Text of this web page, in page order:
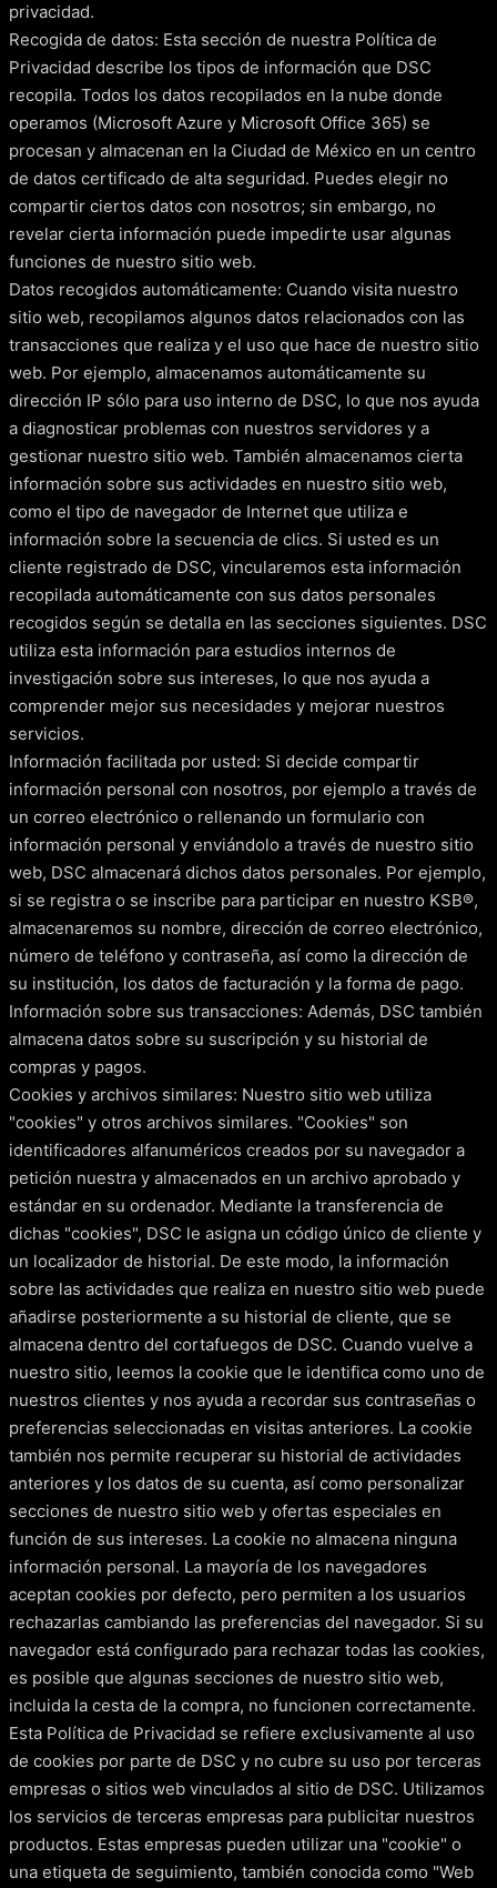
privacidad.
Recogida de datos: Esta sección de nuestra Política de
Privacidad describe los tipos de información que DSC
recopila. Todos los datos recopilados en la nube donde
operamos (Microsoft Azure y Microsoft Office 365) se
procesan y almacenan en la Ciudad de México en un centro
de datos certificado de alta seguridad. Puedes elegir no
compartir ciertos datos con nosotros; sin embargo, no
revelar cierta información puede impedirte usar algunas
funciones de nuestro sitio web.
Datos recogidos automáticamente: Cuando visita nuestro
sitio web, recopilamos algunos datos relacionados con las
transacciones que realiza y el uso que hace de nuestro sitio
web. Por ejemplo, almacenamos automáticamente su
dirección IP sólo para uso interno de DSC, lo que nos ayuda
a diagnosticar problemas con nuestros servidores y a
gestionar nuestro sitio web. También almacenamos cierta
información sobre sus actividades en nuestro sitio web,
como el tipo de navegador de Internet que utiliza e
información sobre la secuencia de clics. Si usted es un
cliente registrado de DSC, vincularemos esta información
recopilada automáticamente con sus datos personales
recogidos según se detalla en las secciones siguientes. DSC
utiliza esta información para estudios internos de
investigación sobre sus intereses, lo que nos ayuda a
comprender mejor sus necesidades y mejorar nuestros
servicios.
Información facilitada por usted: Si decide compartir
información personal con nosotros, por ejemplo a través de
un correo electrónico o rellenando un formulario con
información personal y enviándolo a través de nuestro sitio
web, DSC almacenará dichos datos personales. Por ejemplo,
si se registra o se inscribe para participar en nuestro KSB®,
almacenaremos su nombre, dirección de correo electrónico,
número de teléfono y contraseña, así como la dirección de
su institución, los datos de facturación y la forma de pago.
Información sobre sus transacciones: Además, DSC también
almacena datos sobre su suscripción y su historial de
compras y pagos.
Cookies y archivos similares: Nuestro sitio web utiliza
"cookies" y otros archivos similares. "Cookies" son
identificadores alfanuméricos creados por su navegador a
petición nuestra y almacenados en un archivo aprobado y
estándar en su ordenador. Mediante la transferencia de
dichas "cookies", DSC le asigna un código único de cliente y
un localizador de historial. De este modo, la información
sobre las actividades que realiza en nuestro sitio web puede
añadirse posteriormente a su historial de cliente, que se
almacena dentro del cortafuegos de DSC. Cuando vuelve a
nuestro sitio, leemos la cookie que le identifica como uno de
nuestros clientes y nos ayuda a recordar sus contraseñas o
preferencias seleccionadas en visitas anteriores. La cookie
también nos permite recuperar su historial de actividades
anteriores y los datos de su cuenta, así como personalizar
secciones de nuestro sitio web y ofertas especiales en
función de sus intereses. La cookie no almacena ninguna
información personal. La mayoría de los navegadores
aceptan cookies por defecto, pero permiten a los usuarios
rechazarlas cambiando las preferencias del navegador. Si su
navegador está configurado para rechazar todas las cookies,
es posible que algunas secciones de nuestro sitio web,
incluida la cesta de la compra, no funcionen correctamente.
Esta Política de Privacidad se refiere exclusivamente al uso
de cookies por parte de DSC y no cubre su uso por terceras
empresas o sitios web vinculados al sitio de DSC. Utilizamos
los servicios de terceras empresas para publicitar nuestros
productos. Estas empresas pueden utilizar una "cookie" o
una etiqueta de seguimiento, también conocida como "Web